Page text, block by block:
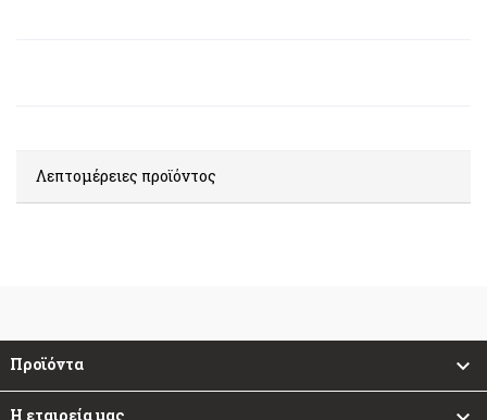
Λεπτομέρειες προϊόντος
Προϊόντα 
Η εταιρεία μας